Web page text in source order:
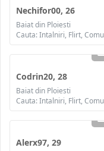
Nechifor00, 26
Baiat din Ploiesti
Codrin20, 28
Baiat din Ploiesti
Alerx97, 29